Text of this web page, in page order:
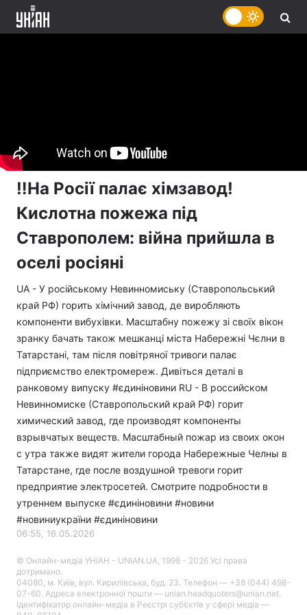
‼️На Росії палає хімзавод!
Кислотна пожежа під
Ставрополем: війна прийшла в
оселі росіяні
UA - У російському Невинномиську (Ставропольський
край РФ) горить хімічний завод, де виробляють
компоненти вибухівки. Масштабну пожежу зі своїх вікон
зранку бачать також мешканці міста Набережні Чєлни в
Татарстані, там після повітряної тривоги палає
підприємство електромереж. Дивіться деталі в
ранковому випуску #єдиніновини RU - В российском
Невинномиске (Ставропольский край РФ) горит
химический завод, где производят компоненты
взрывчатых веществ. Масштабный пожар из своих окон
с утра также видят жители города Набережные Челны в
Татарстане, где после воздушной тревоги горит
предприятие электросетей. Смотрите подробности в
утреннем выпуске #єдиніновини #новини​
#новиниукраїни #єдиніновини
06:55, 16.05.2026
© Онлайн-медіа УНІАН - UNIAN.UA, 1998 - 2026 Усі права
дотримано.
04080, м. Київ, вул. Кирилівська, буд. 23. Телефон — +38 (044) 498-
07-60. Адреса електронної пошти — unian.headquoters@unian.net.
Ідентифікатор онлайн-медіа в Реєстрі суб’єктів у сфері медіа —